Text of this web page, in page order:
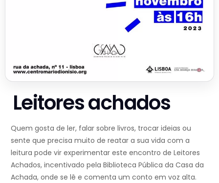
Leitores achados
Quem gosta de ler, falar sobre livros, trocar ideias ou
sente que precisa muito de reatar a sua vida com a
leitura pode vir experimentar este encontro de Leitores
Achados, incentivado pela Biblioteca Pública da Casa da
Achada, onde se lê e comenta um conto em voz alta.